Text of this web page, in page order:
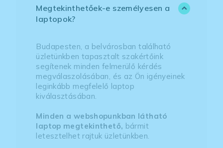
Megtekinthetőek-e személyesen a
laptopok?
Budapesten, a belvárosban található
üzletünkben tapasztalt szakértőink
segítenek minden felmerülő kérdés
megválaszolásában, és az Ön igényeinek
leginkább megfelelő laptop
kiválasztásában.
Minden a webshopunkban látható
laptop megtekinthető, bármit
letesztelhet rajtuk üzletünkben.